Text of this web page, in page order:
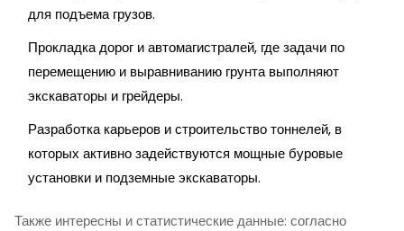
для подъема грузов.
Прокладка дорог и автомагистралей, где задачи по
перемещению и выравниванию грунта выполняют
экскаваторы и грейдеры.
Разработка карьеров и строительство тоннелей, в
которых активно задействуются мощные буровые
установки и подземные экскаваторы.
Также интересны и статистические данные: согласно